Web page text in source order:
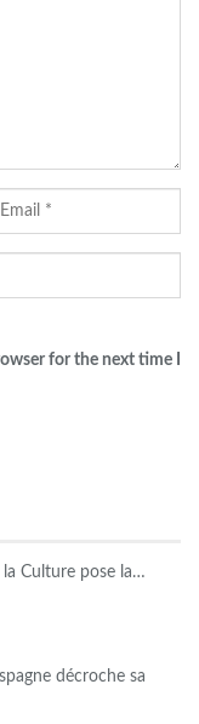
for the next time I
la Culture pose la…
décroche sa